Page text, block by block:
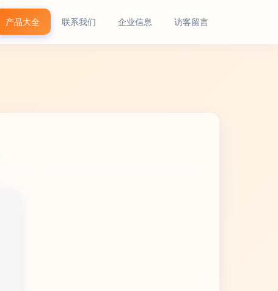
产品大全 联系我们 企业信息 访客留言